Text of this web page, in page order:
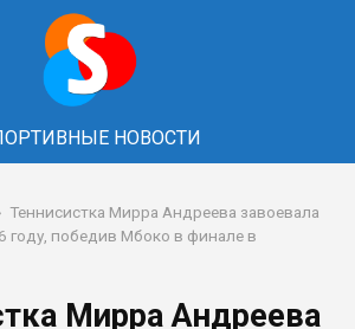
НОВОСТИ
Теннисистка Мирра Андреева завоевала
году, победив Мбоко в финале в
Мирра Андреева